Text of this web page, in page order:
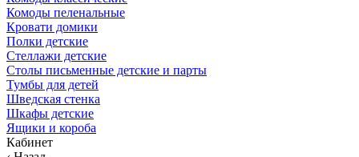
Комоды пеленальные
Кровати домики
Полки детские
Стеллажи детские
Столы письменные детские и парты
Тумбы для детей
Шведская стенка
Шкафы детские
Ящики и короба
Кабинет